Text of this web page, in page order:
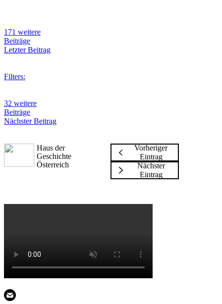
171 weitere
Beiträge
Letzter Beitrag
Filters:
32 weitere
Beiträge
Nächster Beitrag
Haus der
Geschichte
Österreich
Vorheriger
Eintrag
Nächster
Eintrag